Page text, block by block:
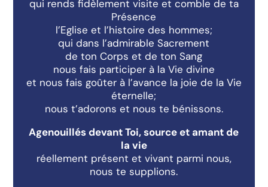
qui rends fidèlement visite et comble de ta
Présence
l’Eglise et l’histoire des hommes;
qui dans l’admirable Sacrement
de ton Corps et de ton Sang
nous fais participer à la Vie divine
et nous fais goûter à l’avance la joie de la Vie
éternelle;
nous t’adorons et nous te bénissons.
Agenouillés devant Toi, source et amant de
la vie
réellement présent et vivant parmi nous,
nous te supplions.